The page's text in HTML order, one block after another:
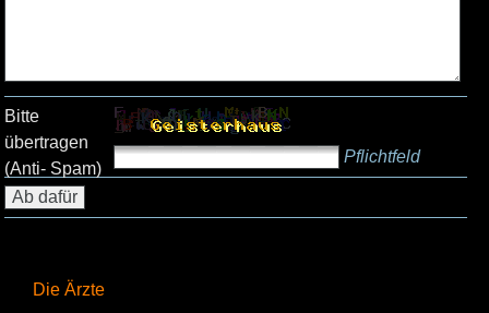
Die Ärzte
Bitte
übertragen
(Anti- Spam)
Pflichtfeld